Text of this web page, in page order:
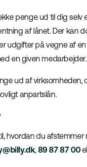
penge ud til dig selv
af lånet. Der kan
udgifter på vegne af
en given medarbejder.
ud af virksomheden,
anpartslån.
hvordan du
, 89 87 87 00